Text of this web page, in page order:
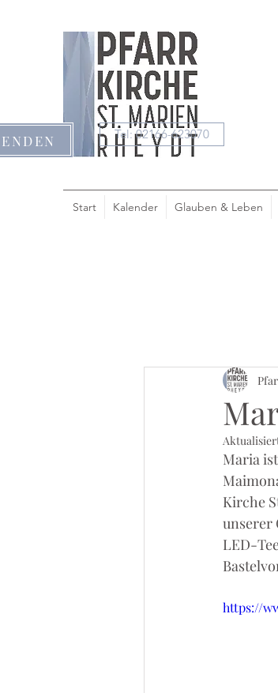
Tel: 02166-623070
Start Kalender Glauben & Leben
Maria
Kirche
unserer
LED-
https://